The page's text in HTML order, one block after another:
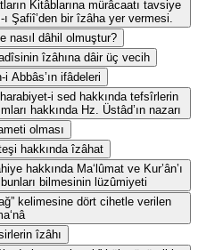
Kitâblarına mürâcaatı tavsiye
Şafiî’den bir îzâha yer vermesi.
nasıl dâhil olmuştur?
îzâhına dâir üç vecih
Abbâs’ın ifâdeleri
i sed hakkında tefsîrlerin
hakkında Hz. Üstâd’ın nazarı
olması
hakkında îzâhat
hakkında Ma‘lûmat ve Kur’ân’ı
bilmesinin lüzûmiyeti
kelimesine dört cihetle verilen
îzâhı